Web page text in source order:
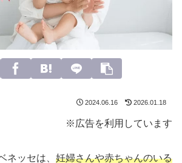
2024.06.16 2026.01.18
※広告を利用しています
ネッセは、 妊婦さんや赤ちゃんのいる